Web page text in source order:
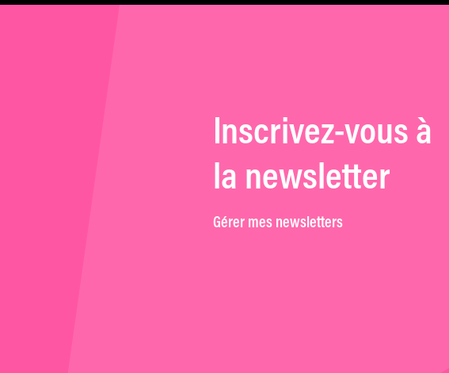
Inscrivez-vous à
la newsletter
Gérer mes newsletters